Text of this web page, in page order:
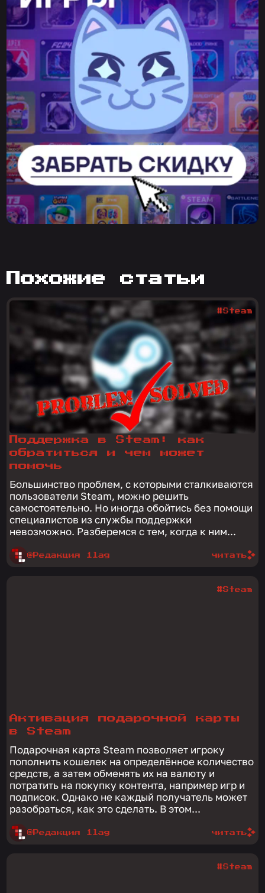
похожие статьи
Поддержка в Steam: как
обратиться и чем может
помочь
Большинство проблем, с которыми сталкиваются
пользователи Steam, можно решить
самостоятельно. Но иногда обойтись без помощи
специалистов из службы поддержки
невозможно. Разберемся с тем, когда к ним...
@Редакция 1lag
#Steam
читать
Активация подарочной карты
в Steam
Подарочная карта Steam позволяет игроку
пополнить кошелек на определённое количество
средств, а затем обменять их на валюту и
потратить на покупку контента, например игр и
подписок. Однако не каждый получатель может
разобраться, как это сделать. В этом...
@Редакция 1lag
#Steam
читать
#Steam